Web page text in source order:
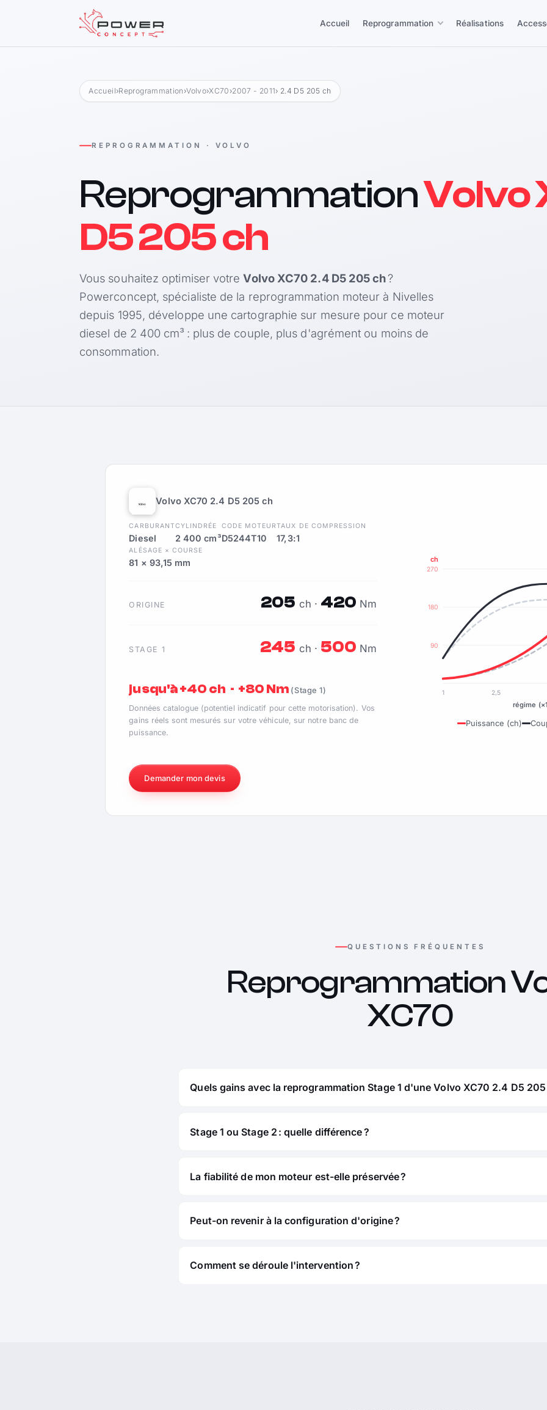
Accueil Reprogrammation Réalisations
Accueil›Reprogrammation ›Volvo›XC70 ›2007 - 2011› 2.4 D5 205 ch
REPROGRAMMATION · VOLVO
ReprogrammationVolvo
D5 205 ch
Vous souhaitez optimiser votreVolvo XC70 2.4 D5 205 ch?
Powerconcept, spécialiste de la reprogrammation moteur à Nivelles
depuis 1995, développe une cartographie sur mesure pour ce moteur
diesel de 2 400 cm³ : plus de couple, plus d'agrément ou moins de
consommation.
Volvo XC70 2.4 D5 205 ch
CARBURANT
Diesel
CYLINDRÉE
2 400 cm³
CODE MOTEUR
D5244T10
TAUX DE COMPRESSION
17,3:1
ALÉSAGE × COURSE
81 × 93,15 mm
ORIGINE 205 ch · 420 Nm
STAGE 1 245 ch · 500 Nm
jusqu'à +40 ch · +80 Nm (Stage 1)
Données catalogue (potentiel indicatif pour cette motorisation). Vos
gains réels sont mesurés sur votre véhicule, sur notre banc de
puissance.
90
180
270
ch
1 2,5
régime
Puissance (ch)
Demander mon devis
QUESTIONS FRÉQUENTES
Reprogrammation
XC70
Quels gains avec la reprogrammation Stage 1 d'une Volvo XC70 2.4 D5 205
Stage 1 ou Stage 2 : quelle différence ?
La fiabilité de mon moteur est-elle préservée ?
Peut-on revenir à la configuration d'origine ?
Comment se déroule l'intervention ?